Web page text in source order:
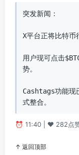
突发新闻：
X平台正将比特币
用户现可点击
势。
Cashtags功能现
式整合。
⏰ 11:40 | ❤️ 282点
↑ 返回顶部